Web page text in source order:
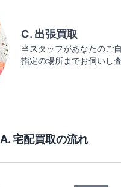
C. 出張買取
当スタッフがあなたのご
指定の場所までお伺いし
A. 宅配買取の流れ